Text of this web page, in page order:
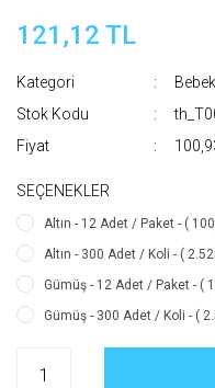
121,12 TL
Kategori Bebek
Stok Kodu
Fiyat
SEÇENEKLER
Altın - 12 Adet / Paket - (
Altın - 300 Adet / Koli - (
Gümüş - 12 Adet / Paket - (
Gümüş - 300 Adet / Koli - (